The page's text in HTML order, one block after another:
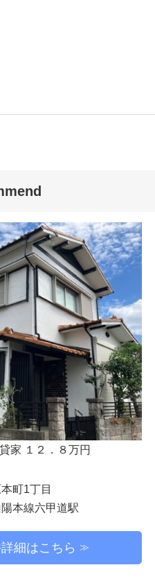
家 １２．８万円
町1丁目
陽本線六甲道駅
細はこちら